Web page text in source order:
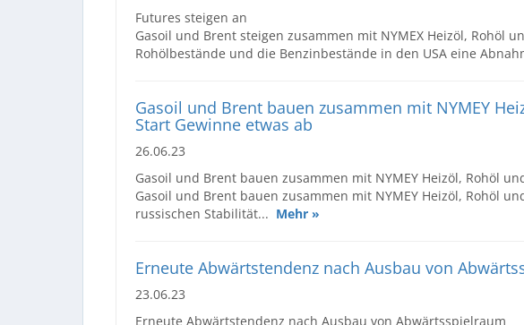
Futures steigen an
Gasoil und Brent steigen zusammen mit NYMEX Heizöl, Rohöl
Rohölbestände und die Benzinbestände in den USA eine
Gasoil und Brent bauen zusammen mit NYMEY
Start Gewinne etwas ab
26.06.23
Gasoil und Brent bauen zusammen mit NYMEY Heizöl, Rohöl
Gasoil und Brent bauen zusammen mit NYMEY Heizöl, Rohöl
russischen Stabilität... Mehr »
Erneute Abwärtstendenz nach Ausbau von
23.06.23
Erneute Abwärtstendenz nach Ausbau von Abwärtsspielraum